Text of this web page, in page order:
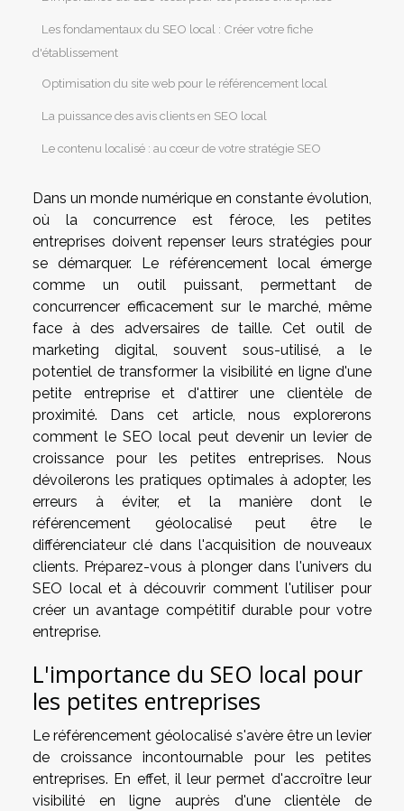
Les fondamentaux du SEO local : Créer votre fiche
d'établissement
Optimisation du site web pour le référencement local
La puissance des avis clients en SEO local
Le contenu localisé : au cœur de votre stratégie SEO
Dans un monde numérique en constante évolution,
où la concurrence est féroce, les petites
entreprises doivent repenser leurs stratégies pour
se démarquer. Le référencement local émerge
comme un outil puissant, permettant de
concurrencer efficacement sur le marché, même
face à des adversaires de taille. Cet outil de
marketing digital, souvent sous-utilisé, a le
potentiel de transformer la visibilité en ligne d'une
petite entreprise et d'attirer une clientèle de
proximité. Dans cet article, nous explorerons
comment le SEO local peut devenir un levier de
croissance pour les petites entreprises. Nous
dévoilerons les pratiques optimales à adopter, les
erreurs à éviter, et la manière dont le
référencement géolocalisé peut être le
différenciateur clé dans l'acquisition de nouveaux
clients. Préparez-vous à plonger dans l'univers du
SEO local et à découvrir comment l'utiliser pour
créer un avantage compétitif durable pour votre
entreprise.
L'importance du SEO local pour
les petites entreprises
Le référencement géolocalisé s'avère être un levier
de croissance incontournable pour les petites
entreprises. En effet, il leur permet d'accroître leur
visibilité en ligne auprès d'une clientèle de